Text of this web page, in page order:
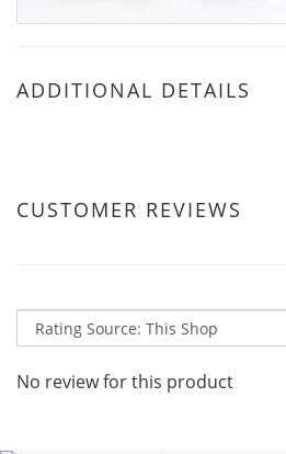
ADDITIONAL DETAILS
CUSTOMER REVIEWS
No review for this product